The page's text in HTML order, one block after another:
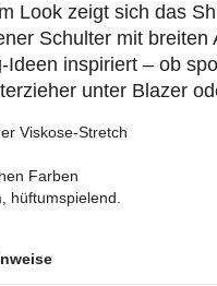
Look zeigt sich das
Schulter mit
Ideen inspiriert – ob
unter Blazer
Viskose-Stretch
Farben
hüftumspielend.